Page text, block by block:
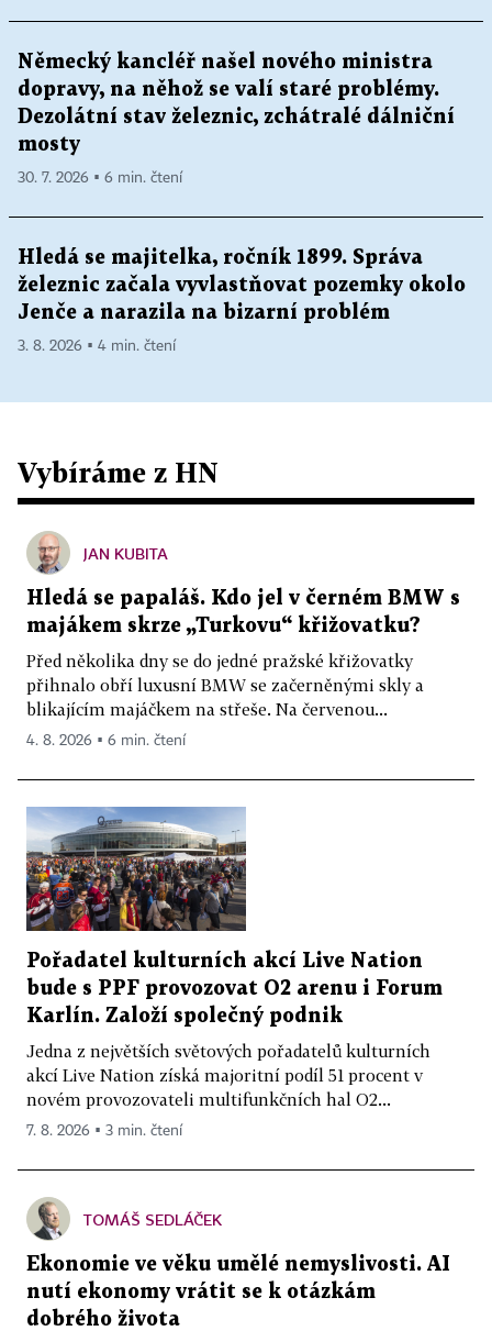
Německý kancléř našel nového ministra
dopravy, na něhož se valí staré problémy.
Dezolátní stav železnic, zchátralé dálniční
mosty
30. 7. 2026 ▪ 6 min. čtení
Hledá se majitelka, ročník 1899. Správa
železnic začala vyvlastňovat pozemky okolo
Jenče a narazila na bizarní problém
3. 8. 2026 ▪ 4 min. čtení
Vybíráme z HN
JAN KUBITA
Hledá se papaláš. Kdo jel v černém BMW s
majákem skrze „Turkovu“ křižovatku?
Před několika dny se do jedné pražské křižovatky
přihnalo obří luxusní BMW se začerněnými skly a
blikajícím majáčkem na střeše. Na červenou...
4. 8. 2026 ▪ 6 min. čtení
Pořadatel kulturních akcí Live Nation
bude s PPF provozovat O2 arenu i Forum
Karlín. Založí společný podnik
Jedna z největších světových pořadatelů kulturních
akcí Live Nation získá majoritní podíl 51 procent v
novém provozovateli multifunkčních hal O2...
7. 8. 2026 ▪ 3 min. čtení
TOMÁŠ SEDLÁČEK
Ekonomie ve věku umělé nemyslivosti. AI
nutí ekonomy vrátit se k otázkám
dobrého života